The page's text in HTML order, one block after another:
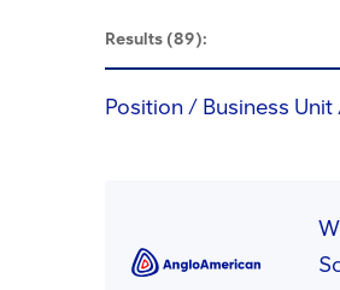
Results (89):
Position / Business Unit